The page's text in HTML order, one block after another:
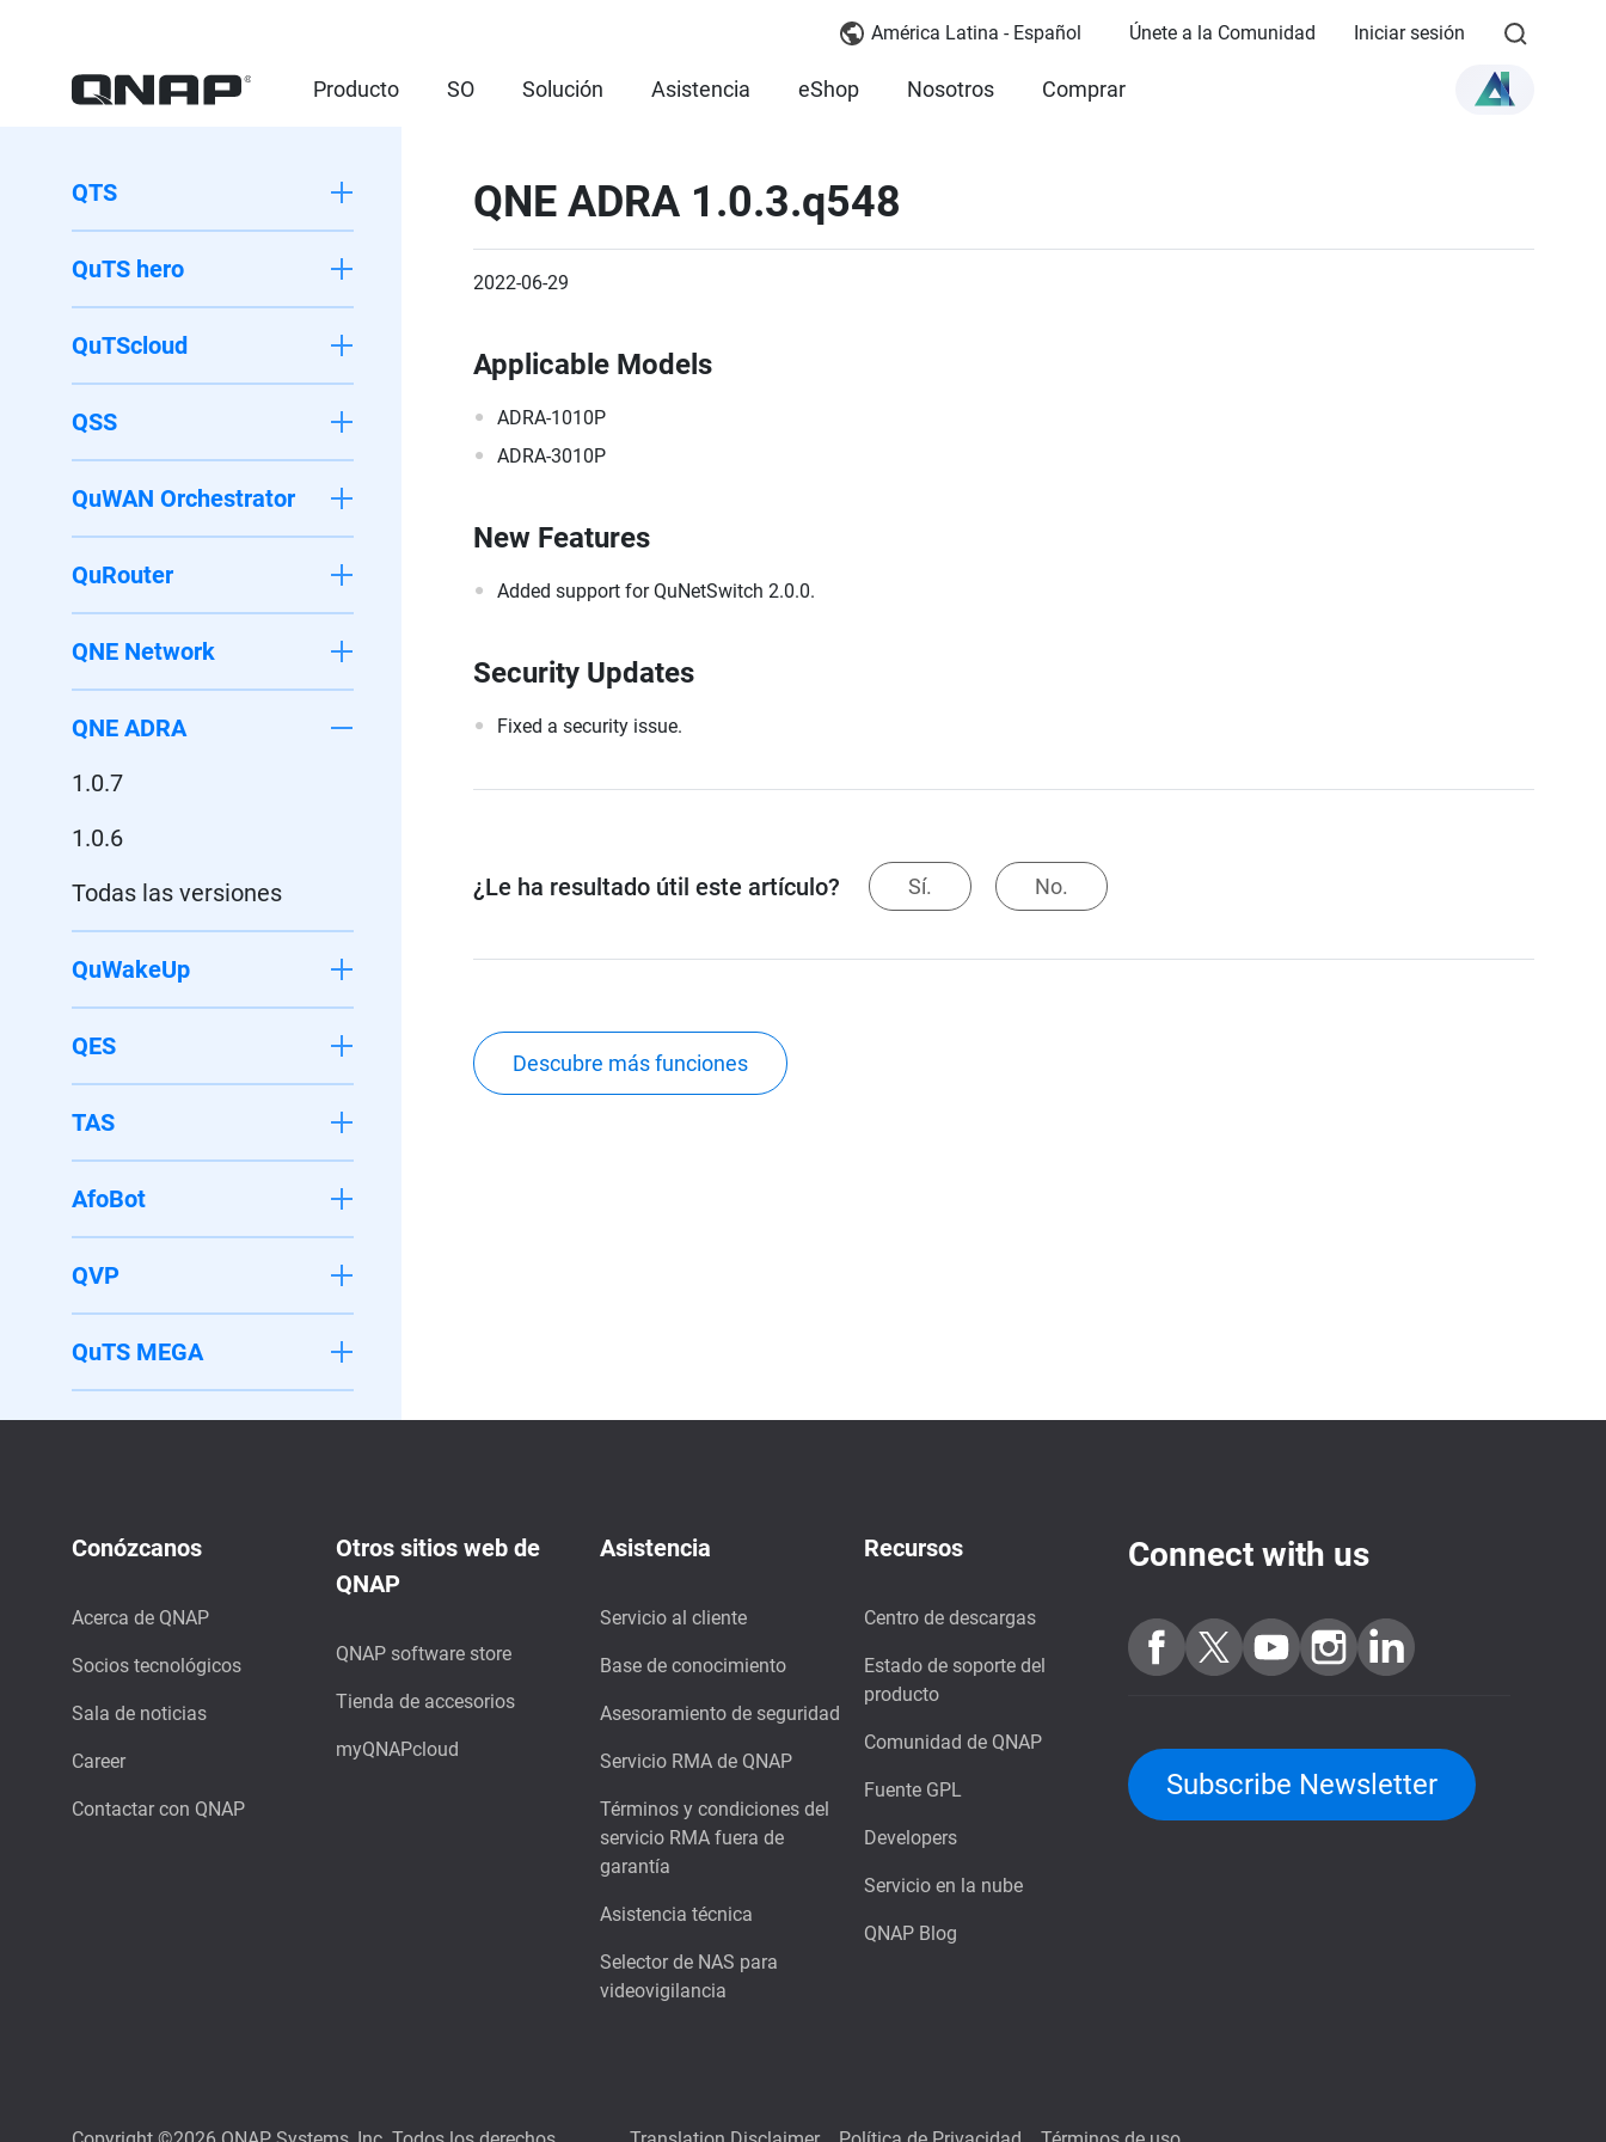
América Latina - Español Únete a la Comunidad Iniciar sesión
Producto SO Solución Asistencia eShop Nosotros Comprar
QTS
QuTS hero
QuTScloud
QSS
QuWAN Orchestrator
QuRouter
QNE Network
QNE ADRA
1.0.7
1.0.6
Todas las versiones
QuWakeUp
QES
TAS
AfoBot
QVP
QuTS MEGA
QNE ADRA 1.0.3.q548
2022-06-29
Applicable Models
ADRA-1010P
ADRA-3010P
New Features
Added support for QuNetSwitch 2.0.0.
Security Updates
Fixed a security issue.
¿Le ha resultado útil este artículo? Sí. No.
Descubre más funciones
Conózcanos
Acerca de QNAP
Socios tecnológicos
Sala de noticias
Career
Contactar con QNAP
Otros sitios web de
QNAP
QNAP software store
Tienda de accesorios
myQNAPcloud
Asistencia
Servicio al cliente
Base de conocimiento
Asesoramiento de seguridad
Servicio RMA de QNAP
Términos y condiciones del
servicio RMA fuera de
garantía
Asistencia técnica
Selector de NAS para
videovigilancia
Recursos
Centro de descargas
Estado de soporte del
producto
Comunidad de QNAP
Fuente GPL
Developers
Servicio en la nube
QNAP Blog
Connect with us
Subscribe Newsletter